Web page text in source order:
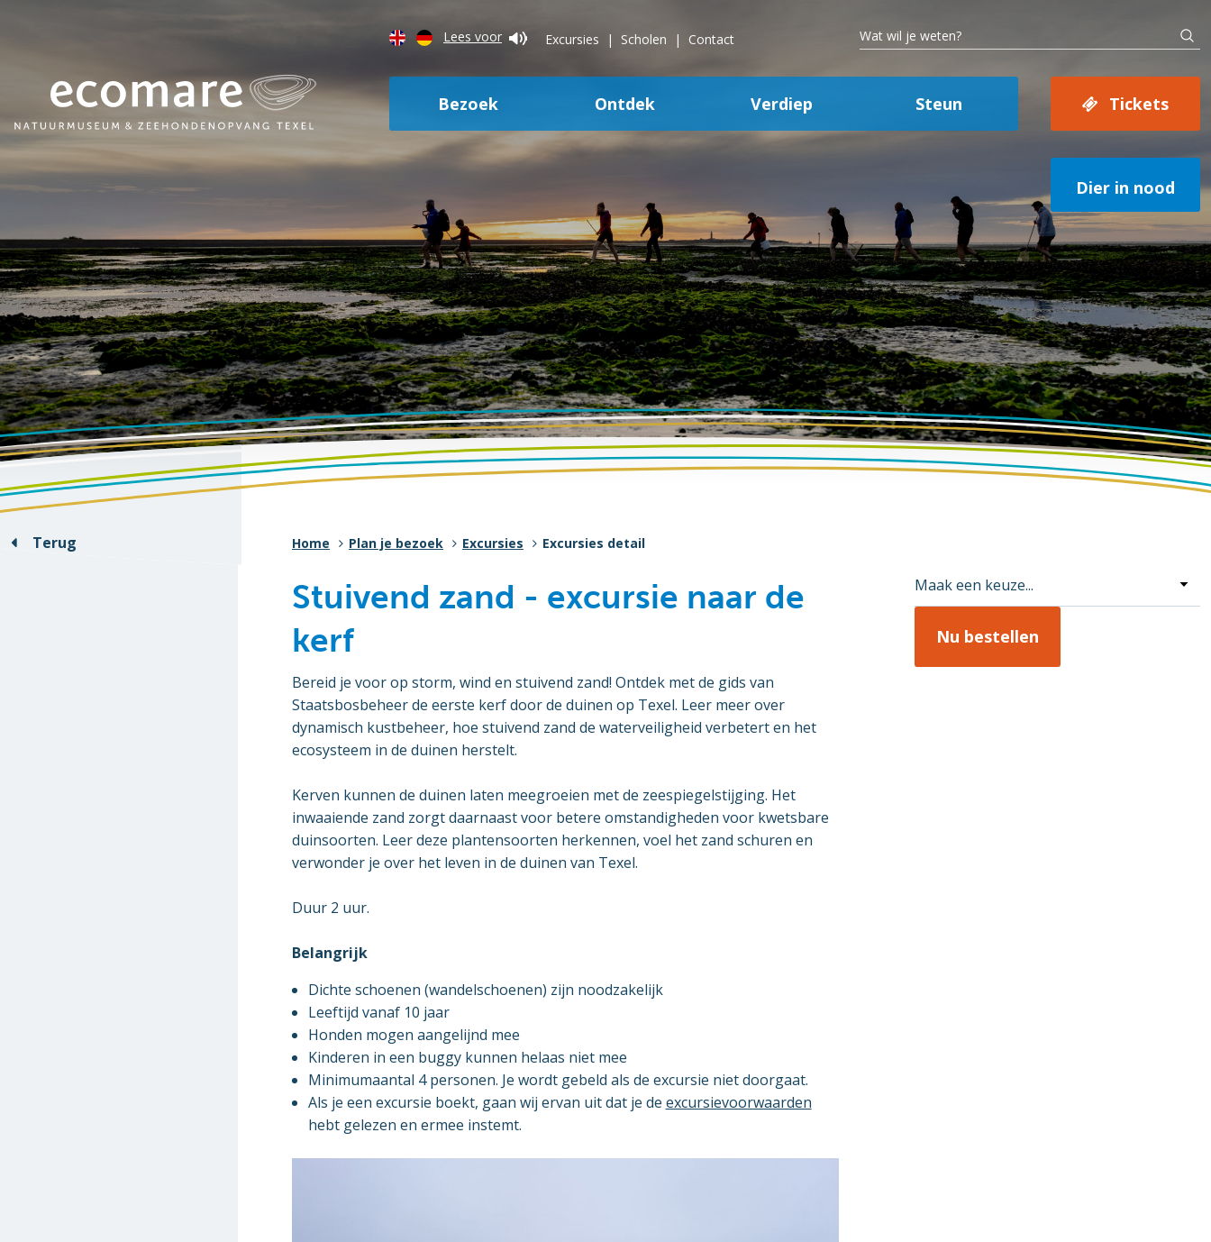
Lees voor Excursies Scholen Contact
Bezoek Ontdek Verdiep Steun Tickets
Dier in nood
Terug Home Plan je bezoek Excursies Excursies detail
Stuivend zand - excursie naar de
kerf
Bereid je voor op storm, wind en stuivend zand! Ontdek met de gids van
Staatsbosbeheer de eerste kerf door de duinen op Texel. Leer meer over
dynamisch kustbeheer, hoe stuivend zand de waterveiligheid verbetert en het
ecosysteem in de duinen herstelt.
Kerven kunnen de duinen laten meegroeien met de zeespiegelstijging. Het
inwaaiende zand zorgt daarnaast voor betere omstandigheden voor kwetsbare
duinsoorten. Leer deze plantensoorten herkennen, voel het zand schuren en
verwonder je over het leven in de duinen van Texel.
Duur 2 uur.
Belangrijk
Dichte schoenen (wandelschoenen) zijn noodzakelijk
Leeftijd vanaf 10 jaar
Honden mogen aangelijnd mee
Kinderen in een buggy kunnen helaas niet mee
Minimumaantal 4 personen. Je wordt gebeld als de excursie niet doorgaat.
Als je een excursie boekt, gaan wij ervan uit dat je de excursievoorwaarden
hebt gelezen en ermee instemt.